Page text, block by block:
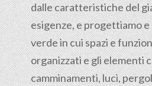
dalle caratteristiche del
esigenze, e progettiamo e
verde in cui spazi e
organizzati e gli elementi
camminamenti, luci,